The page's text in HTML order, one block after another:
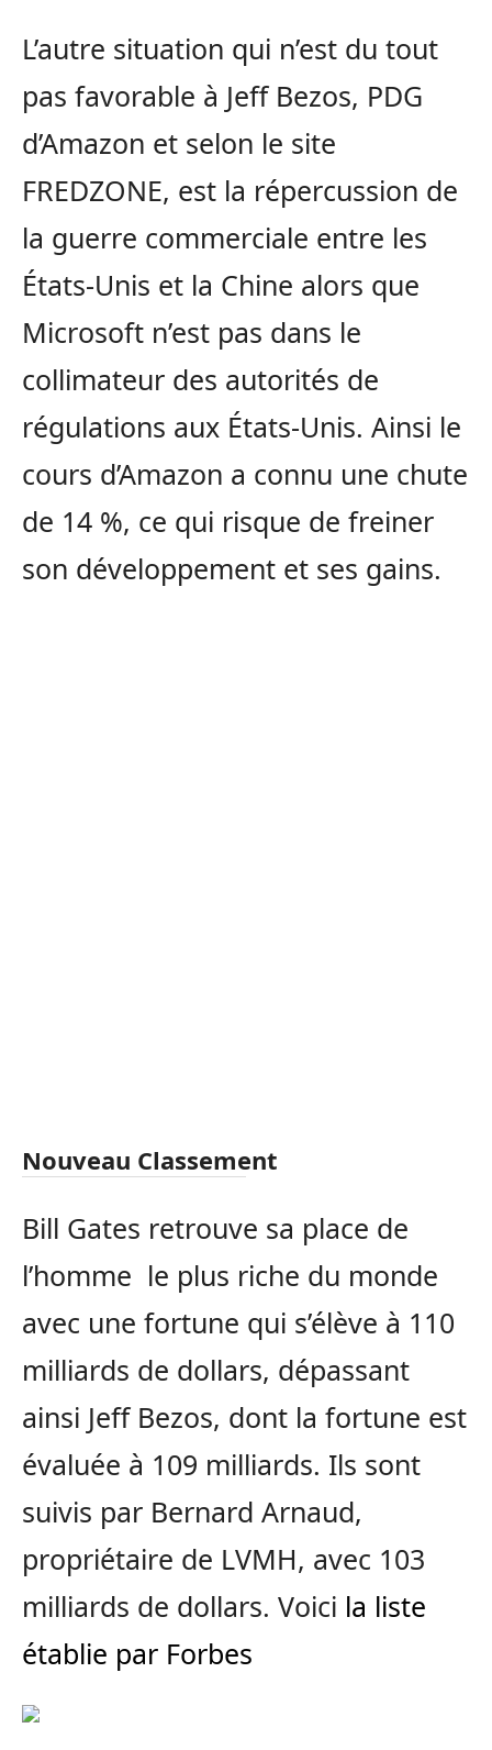
L’autre situation qui n’est du tout
pas favorable à Jeff Bezos, PDG
d’Amazon et selon le site
FREDZONE, est la répercussion de
la guerre commerciale entre les
États-Unis et la Chine alors que
Microsoft n’est pas dans le
collimateur des autorités de
régulations aux États-Unis. Ainsi le
cours d’Amazon a connu une chute
de 14 %, ce qui risque de freiner
son développement et ses gains.
Nouveau Classement
Bill Gates retrouve sa place de
l’homme le plus riche du monde
avec une fortune qui s’élève à 110
milliards de dollars, dépassant
ainsi Jeff Bezos, dont la fortune est
évaluée à 109 milliards. Ils sont
suivis par Bernard Arnaud,
propriétaire de LVMH, avec 103
milliards de dollars. Voici la liste
établie par Forbes